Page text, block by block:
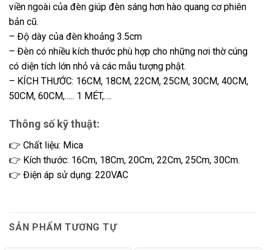
viền ngoài của đèn giúp đèn sáng hơn hào quang cơ phiên
bản cũ.
– Độ dày của đèn khoảng 3.5cm
– Đèn có nhiều kích thước phù hợp cho những nơi thờ cúng
có diện tích lớn nhỏ và các mẫu tượng phật.
– KÍCH THƯỚC: 16CM, 18CM, 22CM, 25CM, 30CM, 40CM,
50CM, 60CM,….. 1 MÉT,….
Thông số kỹ thuật:
👉 Chất liệu: Mica
👉 Kích thước: 16Cm, 18Cm, 20Cm, 22Cm, 25Cm, 30Cm.
👉 Điện áp sử dụng: 220VAC
SẢN PHẨM TƯƠNG TỰ